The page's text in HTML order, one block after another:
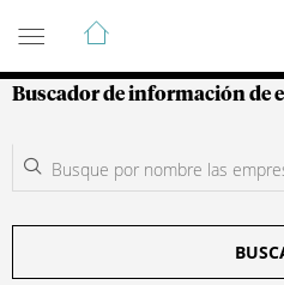
Guía de Empresas
Buscador de información de